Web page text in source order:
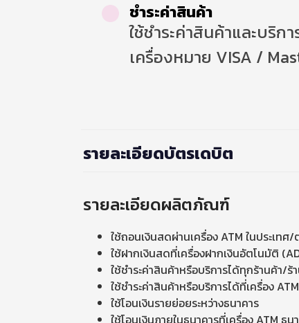
ชำระค่าสินค้า
ใช้ชำระค่าสินค้าและบริก
เครื่องหมาย VISA /
รายละเอียดบัตรเดบิต
รายละเอียดผลิตภัณฑ์
ใช้ถอนเงินสดผ่านเครื่อง ATM ในประเทศ/
ใช้ฝากเงินสดที่เครื่องฝากเงินอัตโนมัติ
ใช้ชำระค่าสินค้าหรือบริการได้ทุกร้านค้า/
ใช้ชำระค่าสินค้าหรือบริการได้ที่เครื่อง
ใช้โอนเงินรายย่อยระหว่างธนาคาร